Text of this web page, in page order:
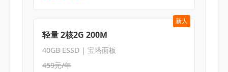
新人
轻量 2核2G 200M
40GB ESSD | 宝塔面板
459元/年